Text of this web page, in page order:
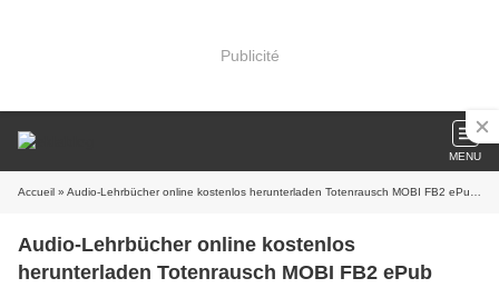
Publicité
MENU
Accueil » Audio-Lehrbücher online kostenlos herunterladen Totenrausch MOBI FB2 ePub (German Edition) Bernhard Aichner
Audio-Lehrbücher online kostenlos
herunterladen Totenrausch MOBI FB2 ePub